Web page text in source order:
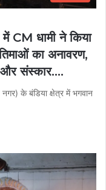
धामी ने किया
का अनावरण,
और संस्कार….
के बंडिया क्षेत्र में भगवान